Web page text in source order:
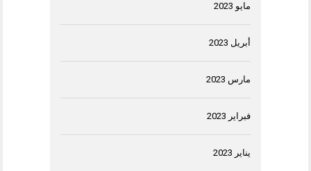
مايو 2023
أبريل 2023
مارس 2023
فبراير 2023
يناير 2023